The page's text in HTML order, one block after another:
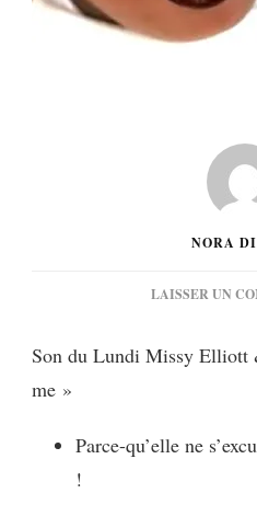
NORA
LAISSER UN
Son du Lundi Missy
me »
Parce-qu’elle ne
!